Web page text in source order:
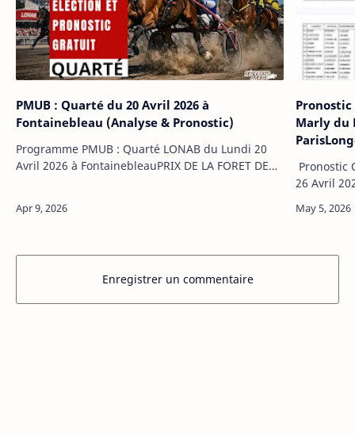
PMUB : Quarté du 20 Avril 2026 à
Fontainebleau (Analyse & Pronostic)
Programme PMUB : Quarté LONAB du Lundi 20
Avril 2026 à FontainebleauPRIX DE LA FORET DE
Prix de…
Pronostic
Marly du
Pronostic
26 Avril
d’une
Enregistrer un commentaire